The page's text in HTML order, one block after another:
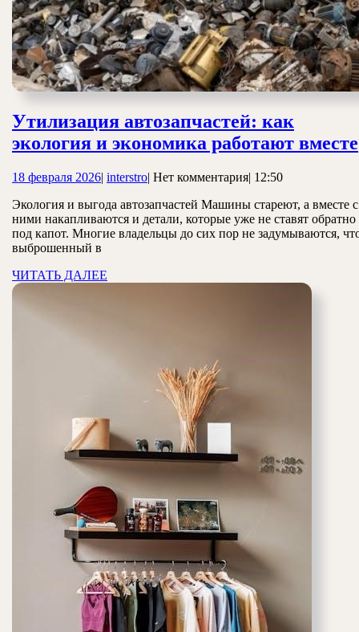
Утилизация автозапчастей: как
экология и экономика работают вместе
18 февраля 202618
2026
| interstrointerstro
| Нет комментария| 12:50
Экология и выгода автозапчастей Машины стареют, а вместе с
ними накапливаются и детали, которые уже не ставят обратно
под капот. Многие владельцы до сих пор не задумываются,
выброшенный в
ЧИТАТЬ ДАЛЕЕ